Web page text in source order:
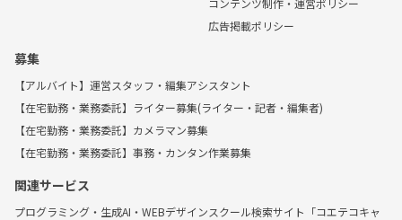
広告掲載ポリシー
募集
【アルバイト】運営スタッフ・編集アシスタント
【在宅勤務・業務委託】ライター募集(ライター・記者・編集者)
【在宅勤務・業務委託】カメラマン募集
【在宅勤務・業務委託】事務・カンタン作業募集
関連サービス
プログラミング・生成AI・WEBデザインスクール検索サイト「コエテコキャ